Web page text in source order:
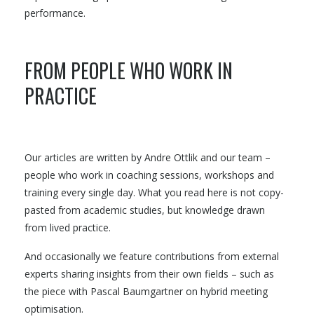
performance.
FROM PEOPLE WHO WORK IN
PRACTICE
Our articles are written by Andre Ottlik and our team –
people who work in coaching sessions, workshops and
training every single day. What you read here is not copy-
pasted from academic studies, but knowledge drawn
from lived practice.
And occasionally we feature contributions from external
experts sharing insights from their own fields – such as
the piece with Pascal Baumgartner on hybrid meeting
optimisation.